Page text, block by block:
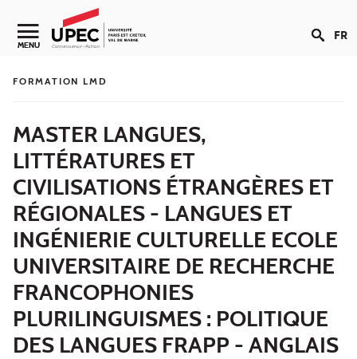
Aller au contenu
Navigation secondaire
MENU FR
FORMATION LMD
MASTER LANGUES,
LITTÉRATURES ET
CIVILISATIONS ÉTRANGÈRES ET
RÉGIONALES - LANGUES ET
INGÉNIERIE CULTURELLE ECOLE
UNIVERSITAIRE DE RECHERCHE
FRANCOPHONIES
PLURILINGUISMES : POLITIQUE
DES LANGUES FRAPP - ANGLAIS